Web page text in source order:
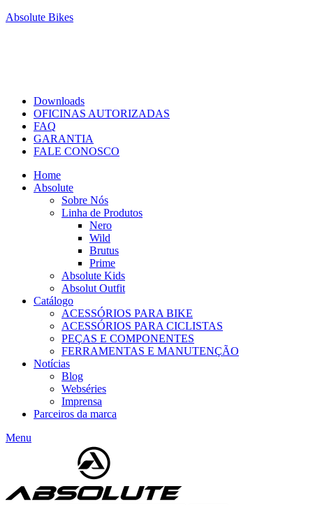
Absolute Bikes
Downloads
OFICINAS AUTORIZADAS
FAQ
GARANTIA
FALE CONOSCO
Home
Absolute
Sobre Nós
Linha de Produtos
Nero
Wild
Brutus
Prime
Absolute Kids
Absolut Outfit
Catálogo
ACESSÓRIOS PARA BIKE
ACESSÓRIOS PARA CICLISTAS
PEÇAS E COMPONENTES
FERRAMENTAS E MANUTENÇÃO
Notícias
Blog
Webséries
Imprensa
Parceiros da marca
Menu